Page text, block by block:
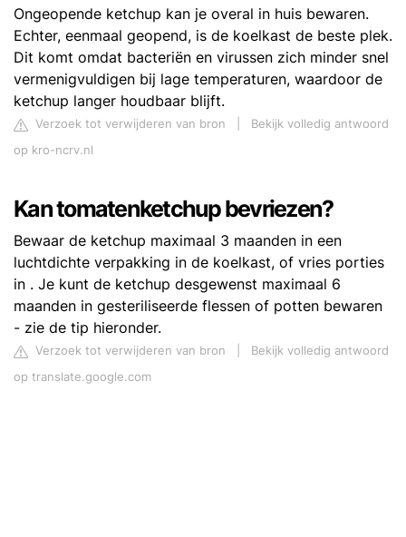
Ongeopende ketchup kan je overal in huis bewaren.
Echter, eenmaal geopend, is de koelkast de beste plek.
Dit komt omdat bacteriën en virussen zich minder snel
vermenigvuldigen bij lage temperaturen, waardoor de
ketchup langer houdbaar blijft.
Verzoek tot verwijderen van bron
Bekijk volledig antwoord
op kro-ncrv.nl
Kan tomatenketchup bevriezen?
Bewaar de ketchup maximaal 3 maanden in een
luchtdichte verpakking in de koelkast, of vries porties
in . Je kunt de ketchup desgewenst maximaal 6
maanden in gesteriliseerde flessen of potten bewaren
- zie de tip hieronder.
Verzoek tot verwijderen van bron
Bekijk volledig antwoord
op translate.google.com